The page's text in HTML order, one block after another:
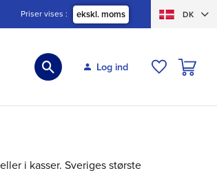
Priser vises ekskl. moms DK
Log ind
i kasser. Sveriges største